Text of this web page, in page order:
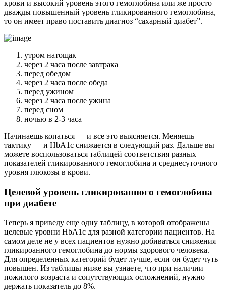
крови и высокий уровень этого гемоглобина или же просто
дважды повышенный уровень гликированного гемоглобина,
то он имеет право поставить диагноз “сахарный диабет”.
утром натощак
через 2 часа после завтрака
перед обедом
через 2 часа после обеда
перед ужином
через 2 часа после ужина
перед сном
ночью в 2-3 часа
Начинаешь копаться — и все это выясняется. Меняешь
тактику — и HbA1c снижается в следующий раз. Дальше вы
можете воспользоваться таблицей соответствия разных
показателей гликированного гемоглобина и среднесуточного
уровня глюкозы в крови.
Целевой уровень гликированного гемоглобина
при диабете
Теперь я приведу еще одну таблицу, в которой отображены
целевые уровни HbA1c для разной категории пациентов. На
самом деле не у всех пациентов нужно добиваться снижения
гликироанного гемоглобина до нормы здорового человека.
Для определенных категорий будет лучше, если он будет чуть
повышен. Из таблицы ниже вы узнаете, что при наличии
пожилого возраста и сопутствующих осложнений, нужно
держать показатель до 8%.